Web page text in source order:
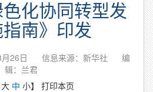
色化协同转型发
南》印发
26日 信息来源：新华社
编
辑：兰君
大 中 小】 打印本页